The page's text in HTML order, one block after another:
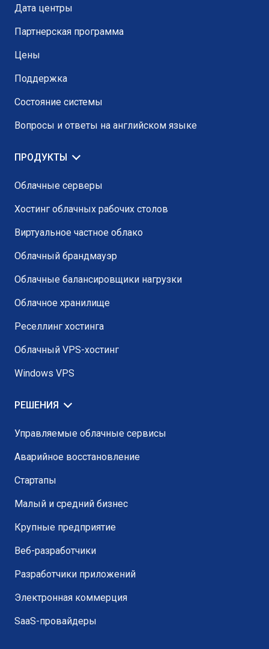
Дата центры
Партнерская программа
Цены
Поддержка
Состояние системы
Вопросы и ответы на английском языке
ПРОДУКТЫ
Облачные серверы
Хостинг облачных рабочих столов
Виртуальное частное облако
Облачный брандмауэр
Облачные балансировщики нагрузки
Облачное хранилище
Реселлинг хостинга
Облачный VPS-хостинг
Windows VPS
РЕШЕНИЯ
Управляемые облачные сервисы
Аварийное восстановление
Стартапы
Малый и средний бизнес
Крупные предприятие
Веб-разработчики
Разработчики приложений
Электронная коммерция
SaaS-провайдеры